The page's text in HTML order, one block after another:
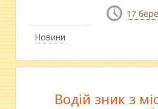
Новини
17
Водій зник з